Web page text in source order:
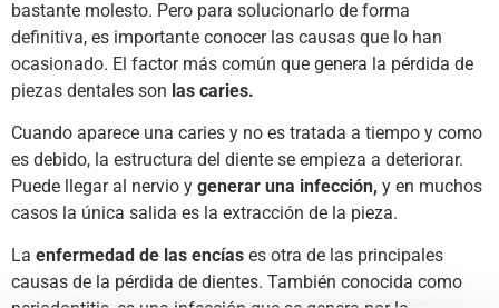
bastante molesto. Pero para solucionarlo de forma
definitiva, es importante conocer las causas que lo han
ocasionado. El factor más común que genera la pérdida de
piezas dentales son las caries.
Cuando aparece una caries y no es tratada a tiempo y como
es debido, la estructura del diente se empieza a deteriorar.
Puede llegar al nervio y generar una infección, y en muchos
casos la única salida es la extracción de la pieza.
La enfermedad de las encías es otra de las principales
causas de la pérdida de dientes. También conocida como